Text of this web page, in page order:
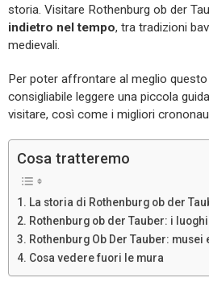
storia. Visitare Rothenburg ob der
indietro nel tempo, tra tradizioni
medievali.
Per poter affrontare al meglio
consigliabile leggere una piccola
visitare, così come i migliori
Cosa tratteremo
La storia di Rothenburg ob der
Rothenburg ob der Tauber: i
Rothenburg Ob Der Tauber: musei
Cosa vedere fuori le mura